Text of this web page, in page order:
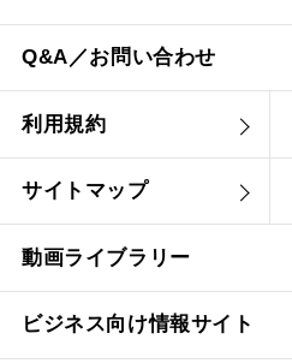
Q&A／お問い合わせ
利用規約
サイトマップ
動画ライブラリー
ビジネス向け情報サイト